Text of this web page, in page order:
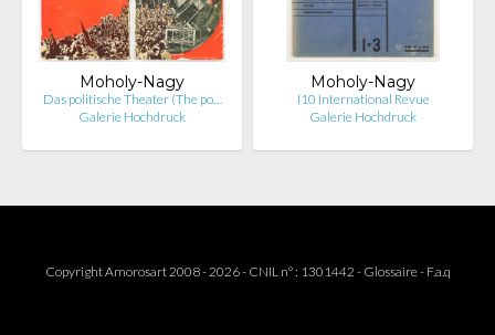
Moholy-Nagy
Das politische Theater (The po…
Galerie Hochdruck
Moholy-Nagy
I10 International Revue
Galerie Hochdruck
Copyright Amorosart 2008 - 2026 - CNIL n° : 1301442 - Glossaire- F.a.q